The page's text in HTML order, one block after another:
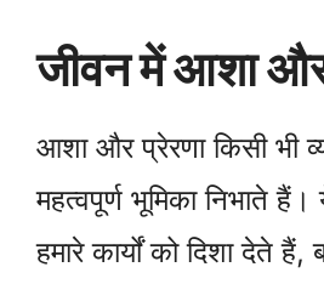
जीवन में आशा
आशा और प्रेरणा किसी भी
महत्वपूर्ण भूमिका निभाते
हमारे कार्यों को दिशा देते हैं,